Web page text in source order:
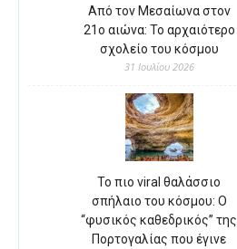
Από τον Μεσαίωνα στον
21ο αιώνα: Το αρχαιότερο
σχολείο του κόσμου
31 Ιουλίου 2026
Το πιο viral θαλάσσιο
σπήλαιο του κόσμου: Ο
“φυσικός καθεδρικός” της
Πορτογαλίας που έγινε